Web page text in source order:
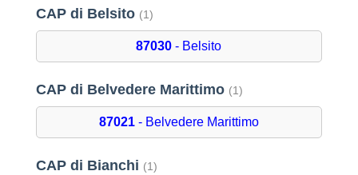
CAP di Belsito (1)
87030 - Belsito
CAP di Belvedere Marittimo (1)
87021- Belvedere Marittimo
CAP di Bianchi (1)